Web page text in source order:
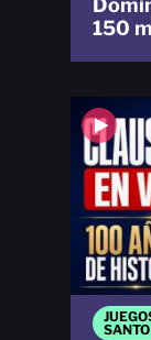
150